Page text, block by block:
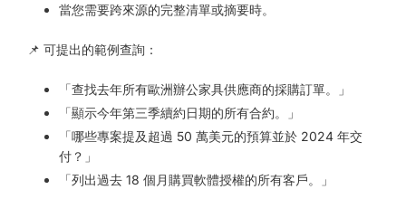
當您需要跨來源的完整清單或摘要時。
📌 可提出的範例查詢：
「查找去年所有歐洲辦公家具供應商的採購訂單。」
「顯示今年第三季續約日期的所有合約。」
「哪些專案提及超過 50 萬美元的預算並於 2024 年交
付？」
「列出過去 18 個月購買軟體授權的所有客戶。」